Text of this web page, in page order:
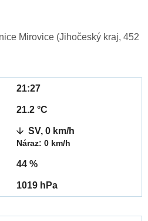
Mirovice (Jihočeský kraj, 452
21:27
21.2 °C
SV, 0 km/h
Náraz: 0 km/h
44 %
1019 hPa